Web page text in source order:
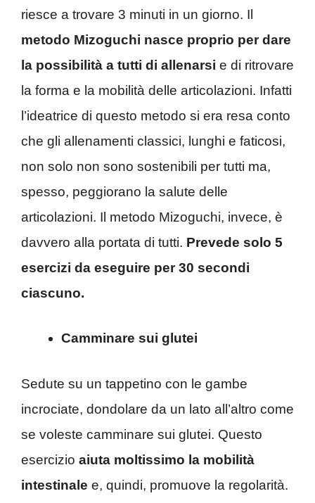
riesce a trovare 3 minuti in un giorno. Il
metodo Mizoguchi nasce proprio per dare
la possibilità a tutti di allenarsi e di ritrovare
la forma e la mobilità delle articolazioni. Infatti
l’ideatrice di questo metodo si era resa conto
che gli allenamenti classici, lunghi e faticosi,
non solo non sono sostenibili per tutti ma,
spesso, peggiorano la salute delle
articolazioni. Il metodo Mizoguchi, invece, è
davvero alla portata di tutti. Prevede solo 5
esercizi da eseguire per 30 secondi
ciascuno.
Camminare sui glutei
Sedute su un tappetino con le gambe
incrociate, dondolare da un lato all’altro come
se voleste camminare sui glutei. Questo
esercizio aiuta moltissimo la mobilità
intestinale e, quindi, promuove la regolarità.